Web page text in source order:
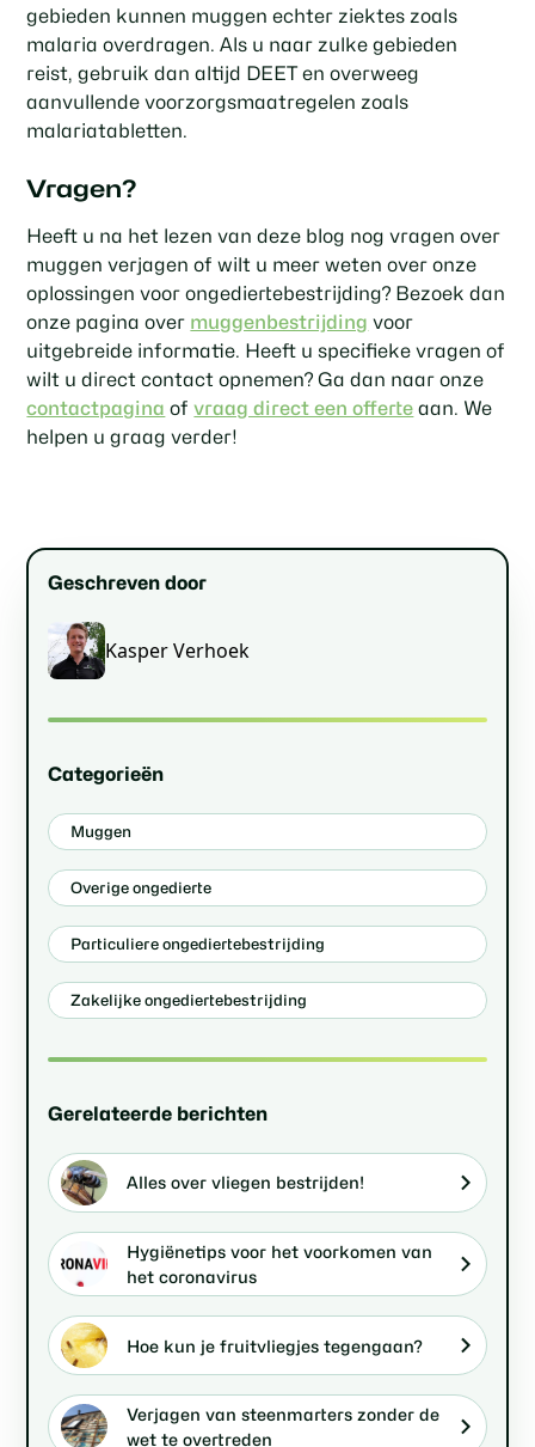
Geschreven door
Kasper Verhoek
Categorieën
Muggen
Overige ongedierte
Particuliere ongediertebestrijding
Zakelijke ongediertebestrijding
Gerelateerde berichten
Alles over vliegen bestrijden!
Hygiënetips voor het voorkomen van
het coronavirus
Hoe kun je fruitvliegjes tegengaan?
Verjagen van steenmarters zonder de
wet te overtreden
gebieden kunnen muggen echter ziektes zoals
malaria overdragen. Als u naar zulke gebieden
reist, gebruik dan altijd DEET en overweeg
aanvullende voorzorgsmaatregelen zoals
malariatabletten.
Vragen?
Heeft u na het lezen van deze blog nog vragen over
muggen verjagen of wilt u meer weten over onze
oplossingen voor ongediertebestrijding? Bezoek dan
onze pagina over muggenbestrijding voor
uitgebreide informatie. Heeft u specifieke vragen of
wilt u direct contact opnemen? Ga dan naar onze
contactpagina ofvraag direct een offerte aan. We
helpen u graag verder!